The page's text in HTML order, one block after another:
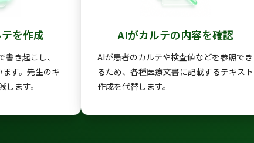
を作成
き起こし、
す。先生のキ
ます。
AIがカルテの内容を確認
AIが患者のカルテや検査値などを参照でき
るため、各種医療文書に記載するテキスト
作成を代替します。